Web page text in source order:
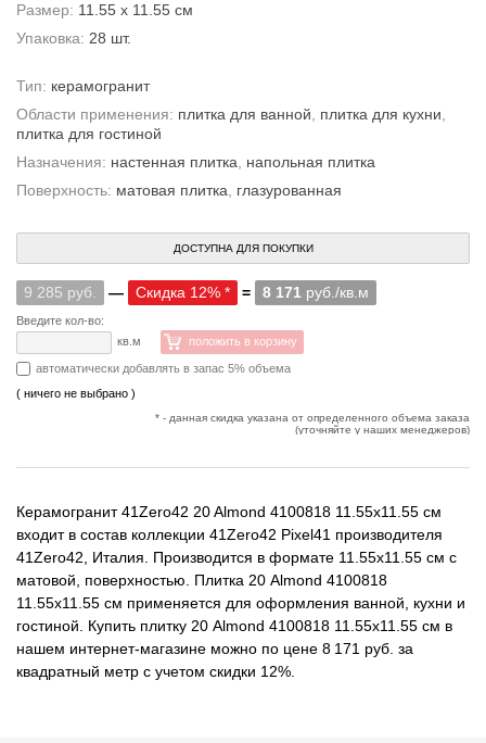
Размер: 11.55 x 11.55 см
Упаковка: 28 шт.
Тип: керамогранит
Области применения: плитка для ванной плитка для кухни
плитка для гостиной
Назначения: настенная плитка
напольная плитка
Поверхность: матовая плитка глазурованная
ДОСТУПНА ДЛЯ ПОКУПКИ
9 285 руб. — Скидка 12% * = 8 171 руб./кв.м
Введите кол-во:
кв.м
положить в корзину
автоматически добавлять в запас 5% объема
( ничего не выбрано )
* - данная скидка указана от определенного объема заказа
(уточняйте у наших менеджеров)
Керамогранит 41Zero42 20 Almond 4100818 11.55x11.55 см
входит в состав коллекции 41Zero42 Pixel41 производителя
41Zero42, Италия. Производится в формате 11.55x11.55 см с
матовой, поверхностью. Плитка 20 Almond 4100818
11.55x11.55 см применяется для оформления ванной, кухни и
гостиной. Купить плитку 20 Almond 4100818 11.55x11.55 см в
нашем интернет-магазине можно по цене 8 171 руб. за
квадратный метр с учетом скидки 12%.